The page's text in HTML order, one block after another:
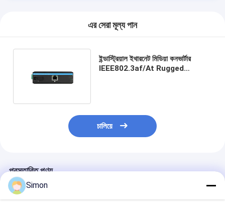
এর সেরা মূল্য পান
ইন্ডাস্ট্রিয়াল ইথারনেট মিডিয়া কনভার্টার
IEEE802.3af/At Rugged
চালিয়ে
প্রস্তাবিত পণ্য
Simon